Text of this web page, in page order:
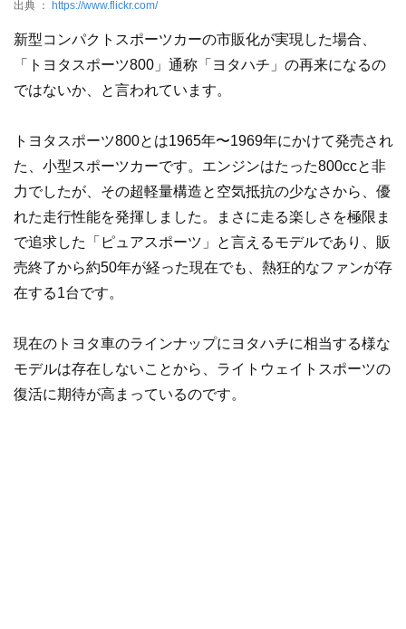
出典 ： https://www.flickr.com/
新型コンパクトスポーツカーの市販化が実現した場合、
「トヨタスポーツ800」通称「ヨタハチ」の再来になるの
ではないか、と言われています。
トヨタスポーツ800とは1965年〜1969年にかけて発売され
た、小型スポーツカーです。エンジンはたった800ccと非
力でしたが、その超軽量構造と空気抵抗の少なさから、優
れた走行性能を発揮しました。まさに走る楽しさを極限ま
で追求した「ピュアスポーツ」と言えるモデルであり、販
売終了から約50年が経った現在でも、熱狂的なファンが存
在する1台です。
現在のトヨタ車のラインナップにヨタハチに相当する様な
モデルは存在しないことから、ライトウェイトスポーツの
復活に期待が高まっているのです。